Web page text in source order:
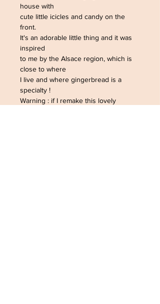
house with
cute little icicles and candy on the
front.
It's an adorable little thing and it was
inspired
to me by the Alsace region, which is
close to where
I live and where gingerbread is a
specialty !
Warning : if I remake this lovely